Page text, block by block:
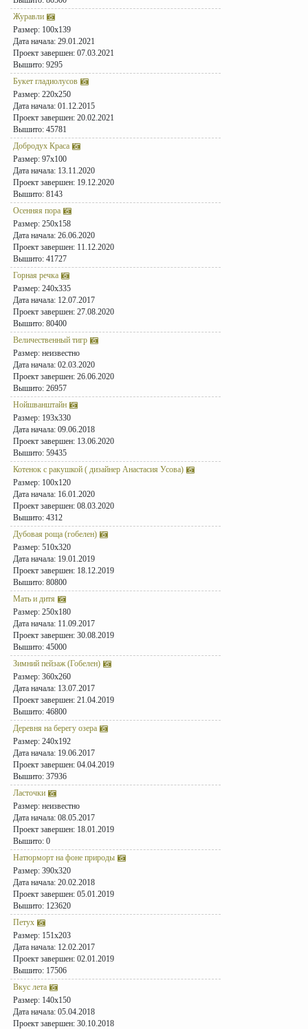
Журавли
Размер: 100x139
Дата начала: 29.01.2021
Проект завершен: 07.03.2021
Вышито: 9295
Букет гладиолусов
Размер: 220x250
Дата начала: 01.12.2015
Проект завершен: 20.02.2021
Вышито: 45781
Добродух Краса
Размер: 97x100
Дата начала: 13.11.2020
Проект завершен: 19.12.2020
Вышито: 8143
Осенняя пора
Размер: 250x158
Дата начала: 26.06.2020
Проект завершен: 11.12.2020
Вышито: 41727
Горная речка
Размер: 240x335
Дата начала: 12.07.2017
Проект завершен: 27.08.2020
Вышито: 80400
Величественный тигр
Размер: неизвестно
Дата начала: 02.03.2020
Проект завершен: 26.06.2020
Вышито: 26957
Нойшванштайн
Размер: 193x330
Дата начала: 09.06.2018
Проект завершен: 13.06.2020
Вышито: 59435
Котенок с ракушкой ( дизайнер Анастасия Усова)
Размер: 100x120
Дата начала: 16.01.2020
Проект завершен: 08.03.2020
Вышито: 4312
Дубовая роща (гобелен)
Размер: 510x320
Дата начала: 19.01.2019
Проект завершен: 18.12.2019
Вышито: 80800
Мать и дитя
Размер: 250x180
Дата начала: 11.09.2017
Проект завершен: 30.08.2019
Вышито: 45000
Зимний пейзаж (Гобелен)
Размер: 360x260
Дата начала: 13.07.2017
Проект завершен: 21.04.2019
Вышито: 46800
Деревня на берегу озера
Размер: 240x192
Дата начала: 19.06.2017
Проект завершен: 04.04.2019
Вышито: 37936
Ласточки
Размер: неизвестно
Дата начала: 08.05.2017
Проект завершен: 18.01.2019
Вышито: 0
Натюрморт на фоне природы
Размер: 390x320
Дата начала: 20.02.2018
Проект завершен: 05.01.2019
Вышито: 123620
Петух
Размер: 151x203
Дата начала: 12.02.2017
Проект завершен: 02.01.2019
Вышито: 17506
Вкус лета
Размер: 140x150
Дата начала: 05.04.2018
Проект завершен: 30.10.2018